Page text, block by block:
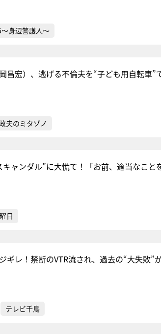
～身辺警護人～
昌宏）、逃げる不倫夫を“子ども用自転車”
夫のミタゾノ
ャンダル”に大慌て！「お前、適当なこと
日
ギレ！禁断のVTR流され、過去の“大失敗”
テレビ千鳥